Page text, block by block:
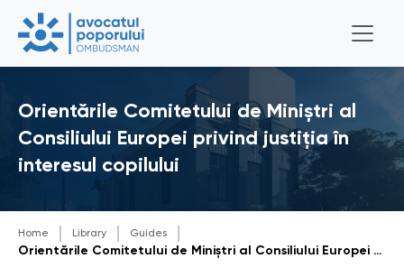
Orientările Comitetului de Miniștri al
Consiliului Europei privind justiția în
interesul copilului
Home Library Guides
Orientările Comitetului de Miniștri al Consiliului Europei privind justiția în interesul copilului